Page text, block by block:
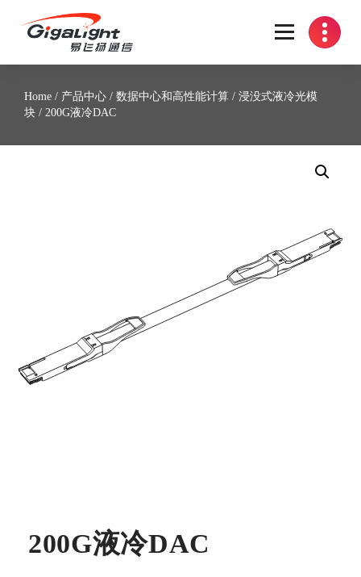
开放光网络器件的向导
Home / 产品中心 / 数据中心和高性能计算 / 浸没式液冷光模
块 / 200G液冷DAC
200G液冷DAC